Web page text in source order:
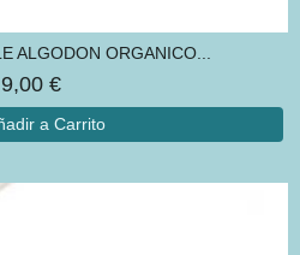
ALGODON ORGANICO...
9,00 €
a Carrito